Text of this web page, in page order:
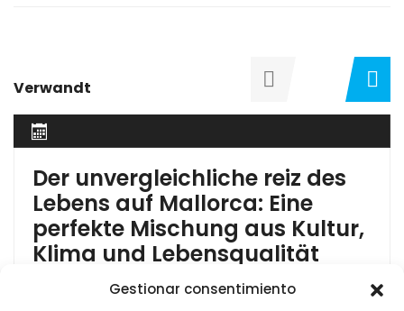
Gestionar consentimiento
Verwandt
Der unvergleichliche reiz des
Lebens auf Mallorca: Eine
perfekte Mischung aus Kultur,
Klima und Lebensqualität
Mallorca, das größte Juwel der Balearen, ist nicht nur